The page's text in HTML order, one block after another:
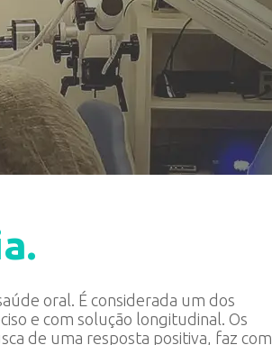
oral. É considerada um dos
e com solução longitudinal. Os
de uma resposta positiva, faz com